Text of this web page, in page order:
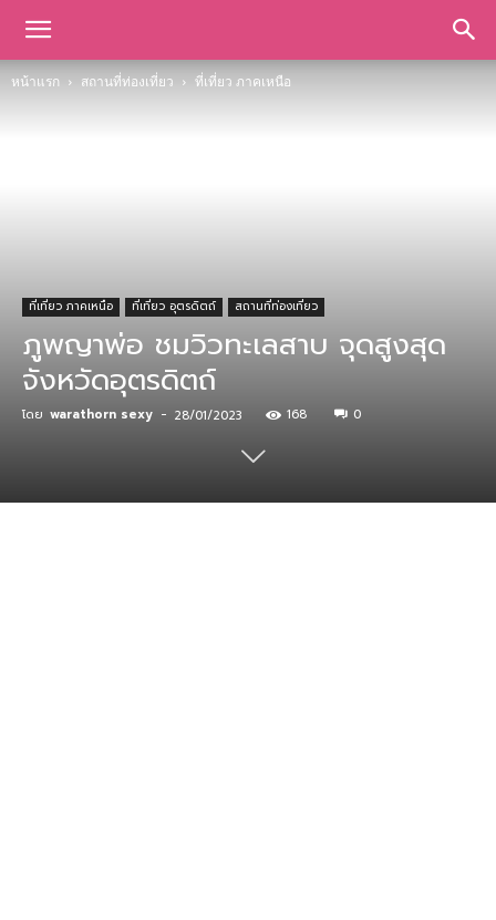
หน้าแรก สถานที่ท่องเที่ยว ที่เที่ยว ภาคเหนือ
ที่เที่ยว ภาคเหนือ ที่เที่ยว อุตรดิตถ์ สถานที่ท่องเที่ยว
ภูพญาพ่อ ชมวิวทะเลสาบ จุดสูงสุด
จังหวัดอุตรดิตถ์
โดย warathorn sexy - 28/01/2023 168 0